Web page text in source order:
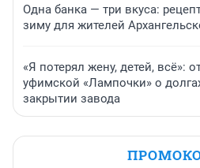
Одна банка — три вкуса:
зиму для жителей
«Я потерял жену, детей, всё»:
уфимской «Лампочки» о
закрытии завода